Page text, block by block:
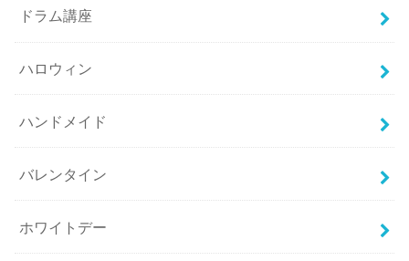
ドラム講座
ハロウィン
ハンドメイド
バレンタイン
ホワイトデー